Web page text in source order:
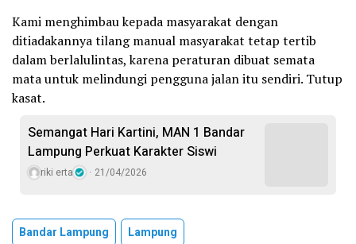
Kami menghimbau kepada masyarakat dengan
ditiadakannya tilang manual masyarakat tetap tertib
dalam berlalulintas, karena peraturan dibuat semata
mata untuk melindungi pengguna jalan itu sendiri. Tutup
kasat.
Semangat Hari Kartini, MAN 1 Bandar
Lampung Perkuat Karakter Siswi
riki erta 21/04/2026
Bandar Lampung Lampung